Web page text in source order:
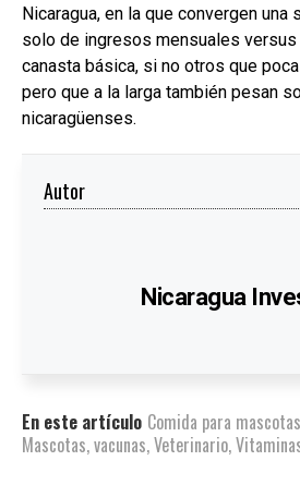
Nicaragua, en la que convergen
solo de ingresos mensuales
canasta básica, si no otros que
pero que a la larga también pesan
nicaragüenses.
Autor
Nicaragua
En este artículo Comida para mascotas
Mascotas,vacunas,Veterinario,